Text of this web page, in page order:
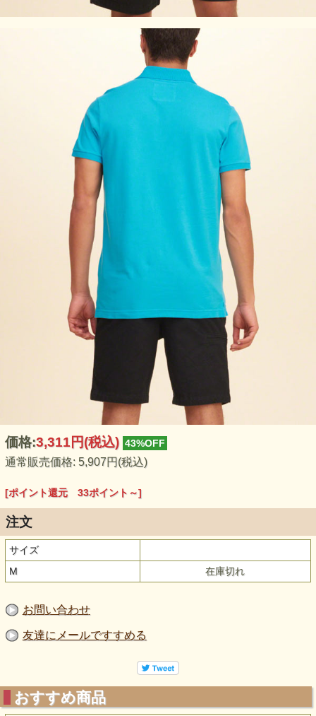
価格:3,311円(税込) 43%OFF
通常販売価格: 5,907円(税込)
[ポイント還元 33ポイント～]
注文
サイズ
M
在庫切れ
お問い合わせ
友達にメールですすめる
おすすめ商品